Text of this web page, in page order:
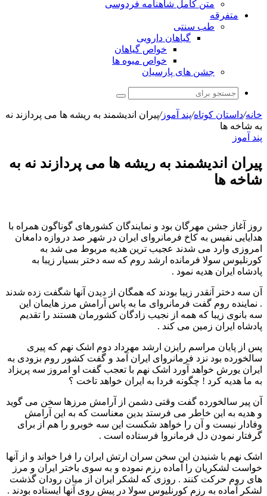
متن کامل شاهنامه فردوسی
متفرقه
طب سنتی
گیاهان دارویی
خواص گیاهان
خواص میوه ها
جشن های پارسیان
جستجو
خانه/داستان کوتاه/پند آموز/پیران اندیشمند به ریشه ها می پردازند نه
به شاخه ها
پند آموز
پیران اندیشمند به ریشه ها می پردازند نه به
شاخه ها
روز آغاز جشن مهرگان بود و نمایندگان کشورهای گوناگون همراه با
هدایایی نفیس به کاخ فرمانروای ایران در شهر صد دروازه دامغان
امروزی وارد می شدند عجیب ترین هدیه مربوط می شد به
کورنلیوس سولا فرمانده ارشد روم که سه دختر بسیار زیبا به
پادشاه ایران هدیه نمود .
آن سه دختر آنقدر زیبا بودند که همگان از دیدن آنها شگفت زده شدند
. نماینده روم گفت فرمانروای ما به پاس آرامش مرز هایمان این
سه بانوی زیبا که همه از نجیب زادگان کشورمان هستند را تقدیم
پادشاه ایران زمین می کند .
پس از پایان مراسم رایزن ارشد مهرداد دوم اشک نهم که پیری
سالخورده بود نزد فرمانروای ایران آمد و گفت کشور روم بزودی به
ایران یورش خواهد آورد اشک نهم با تعجب گفت او امروز سه پریزاد
به ما هدیه کرد ! چگونه فردا به ایران خواهد تاخت ؟
آن پیر سالخورده گفت وقتی دشمن از آرامش مرزها سخن می گوید
و هدیه به این خاطر می فرستد بدین معناست که به این آرامش
وفادار نیست و آن را خواهد شکست این سه خوبرو را هم از برای
گرفتار نمودن دل فرمانروا فرستاده است .
اشک نهم با شنیدن این سخن سران ارتش ایران را فرا خواند و از آنها
خواست لشکریان را آماده رزم نموده و به سوی باختر ایران و مرز
های روم حرکت کنند . روزی که لشکر ایران از میان رودان گذشت
لشکر آماده به رزم کورنلیوس سولا در پیش روی آنها ایستاده بودند .